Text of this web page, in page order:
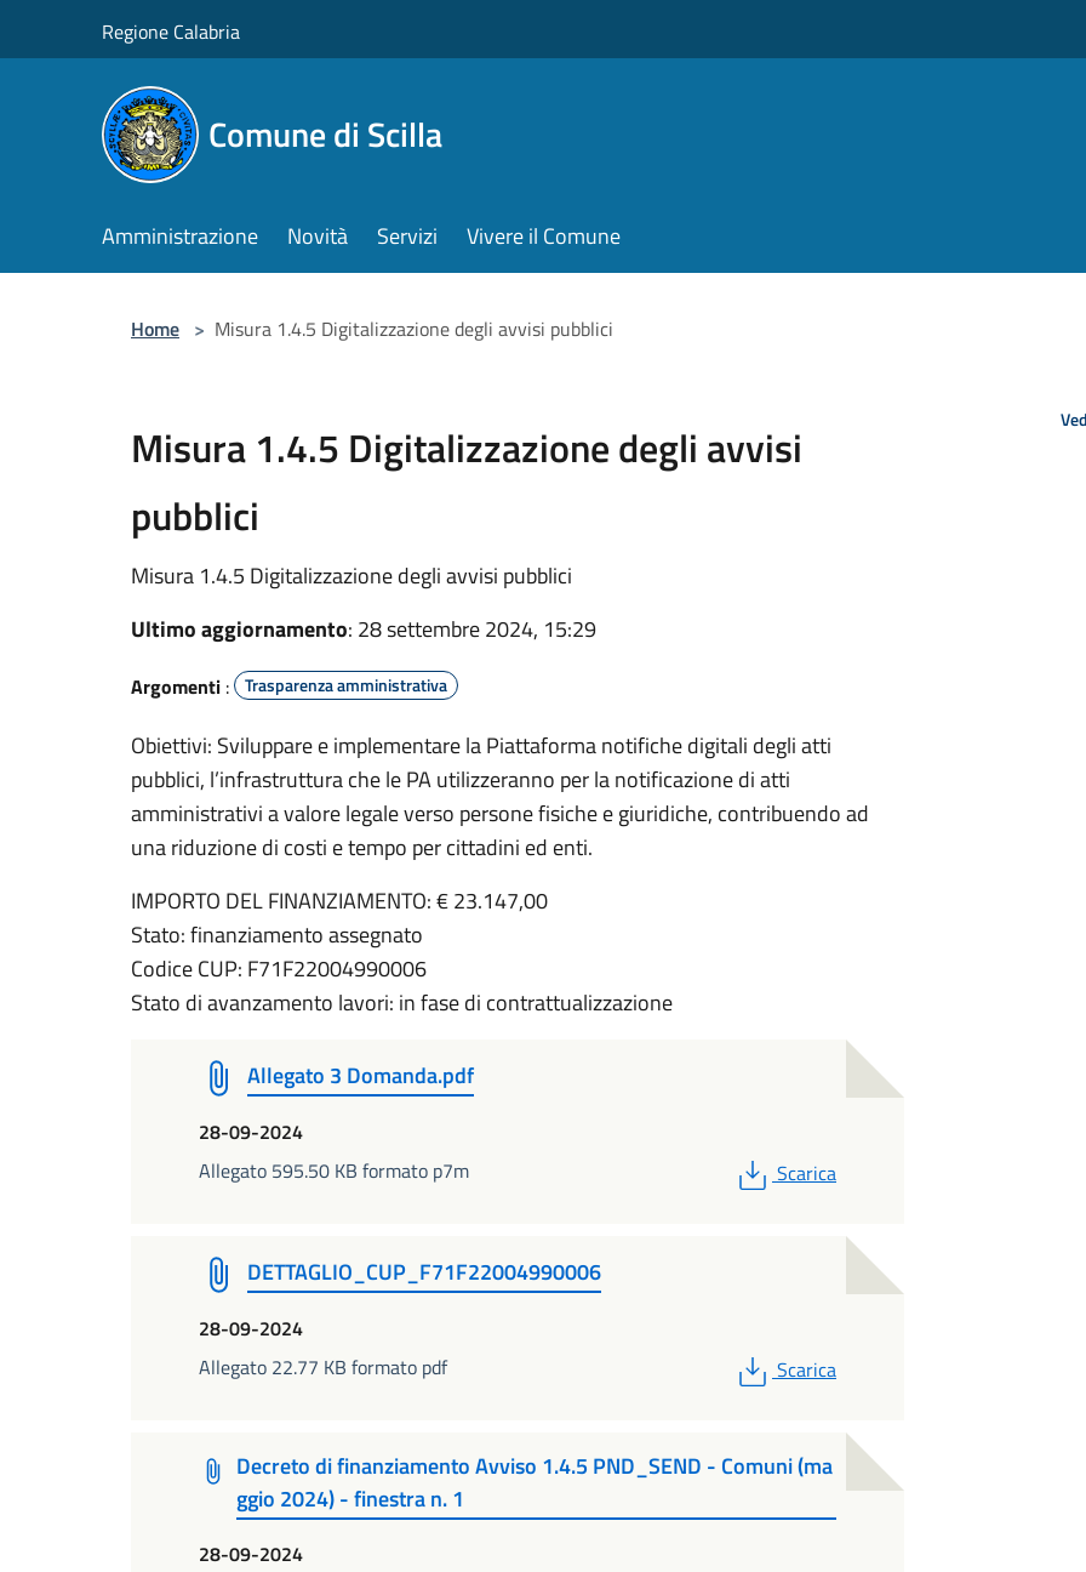
Regione Calabria
Comune di Scilla
Amministrazione Novità Servizi Vivere il Comune
Home > Misura 1.4.5 Digitalizzazione degli avvisi pubblici
Misura 1.4.5 Digitalizzazione degli avvisi
pubblici
Misura 1.4.5 Digitalizzazione degli avvisi pubblici
Ultimo aggiornamento: 28 settembre 2024, 15:29
Argomenti : Trasparenza amministrativa
Obiettivi: Sviluppare e implementare la Piattaforma notifiche digitali degli atti
pubblici, l’infrastruttura che le PA utilizzeranno per la notificazione di atti
amministrativi a valore legale verso persone fisiche e giuridiche, contribuendo ad
una riduzione di costi e tempo per cittadini ed enti.
IMPORTO DEL FINANZIAMENTO: €23.147,00
Stato: finanziamento assegnato
Codice CUP: F71F22004990006
Stato di avanzamento lavori: in fase di contrattualizzazione
Allegato 3 Domanda.pdf
28-09-2024
Allegato 595.50 KB formato p7m
PDF
Scarica
DETTAGLIO_CUP_F71F22004990006
28-09-2024
Allegato 22.77 KB formato pdf
PDF
Scarica
Decreto di finanziamento Avviso 1.4.5 PND_SEND - Comuni (ma
ggio 2024) - finestra n. 1
28-09-2024